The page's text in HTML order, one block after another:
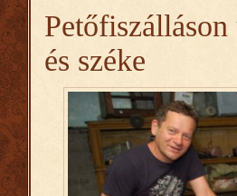
és széke